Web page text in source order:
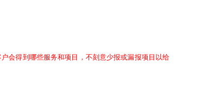
会得到哪些服务和项目，不刻意少报或漏报项目以给